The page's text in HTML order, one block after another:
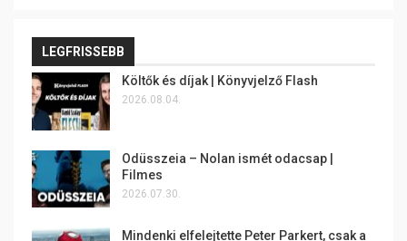
LEGFRISSEBB
Költők és díjak | Könyvjelző Flash
2026.08.04.
Odüsszeia – Nolan ismét odacsap |
Filmes
2026.07.30.
Mindenki elfelejtette Peter Parkert, csak a